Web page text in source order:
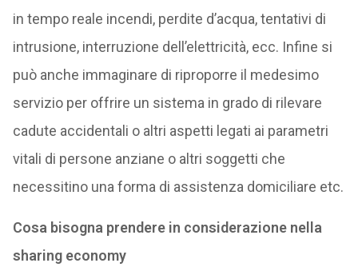
in tempo reale incendi, perdite d’acqua, tentativi di
intrusione, interruzione dell’elettricità, ecc. Infine si
può anche immaginare di riproporre il medesimo
servizio per offrire un sistema in grado di rilevare
cadute accidentali o altri aspetti legati ai parametri
vitali di persone anziane o altri soggetti che
necessitino una forma di assistenza domiciliare etc.
Cosa bisogna prendere in considerazione nella
sharing economy